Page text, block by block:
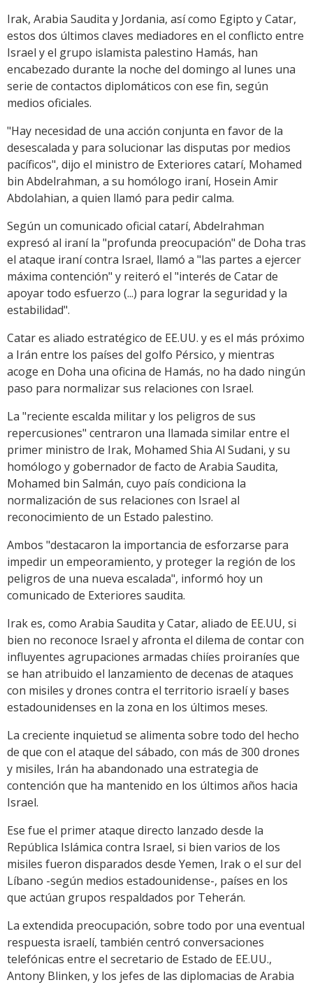
Irak, Arabia Saudita y Jordania, así como Egipto y Catar,
estos dos últimos claves mediadores en el conflicto entre
Israel y el grupo islamista palestino Hamás, han
encabezado durante la noche del domingo al lunes una
serie de contactos diplomáticos con ese fin, según
medios oficiales.
"Hay necesidad de una acción conjunta en favor de la
desescalada y para solucionar las disputas por medios
pacíficos", dijo el ministro de Exteriores catarí, Mohamed
bin Abdelrahman, a su homólogo iraní, Hosein Amir
Abdolahian, a quien llamó para pedir calma.
Según un comunicado oficial catarí, Abdelrahman
expresó al iraní la "profunda preocupación" de Doha tras
el ataque iraní contra Israel, llamó a "las partes a ejercer
máxima contención" y reiteró el "interés de Catar de
apoyar todo esfuerzo (...) para lograr la seguridad y la
estabilidad".
Catar es aliado estratégico de EE.UU. y es el más próximo
a Irán entre los países del golfo Pérsico, y mientras
acoge en Doha una oficina de Hamás, no ha dado ningún
paso para normalizar sus relaciones con Israel.
La "reciente escalda militar y los peligros de sus
repercusiones" centraron una llamada similar entre el
primer ministro de Irak, Mohamed Shia Al Sudani, y su
homólogo y gobernador de facto de Arabia Saudita,
Mohamed bin Salmán, cuyo país condiciona la
normalización de sus relaciones con Israel al
reconocimiento de un Estado palestino.
Ambos "destacaron la importancia de esforzarse para
impedir un empeoramiento, y proteger la región de los
peligros de una nueva escalada", informó hoy un
comunicado de Exteriores saudita.
Irak es, como Arabia Saudita y Catar, aliado de EE.UU, si
bien no reconoce Israel y afronta el dilema de contar con
influyentes agrupaciones armadas chiíes proiraníes que
se han atribuido el lanzamiento de decenas de ataques
con misiles y drones contra el territorio israelí y bases
estadounidenses en la zona en los últimos meses.
La creciente inquietud se alimenta sobre todo del hecho
de que con el ataque del sábado, con más de 300 drones
y misiles, Irán ha abandonado una estrategia de
contención que ha mantenido en los últimos años hacia
Israel.
Ese fue el primer ataque directo lanzado desde la
República Islámica contra Israel, si bien varios de los
misiles fueron disparados desde Yemen, Irak o el sur del
Líbano -según medios estadounidense-, países en los
que actúan grupos respaldados por Teherán.
La extendida preocupación, sobre todo por una eventual
respuesta israelí, también centró conversaciones
telefónicas entre el secretario de Estado de EE.UU.,
Antony Blinken, y los jefes de las diplomacias de Arabia